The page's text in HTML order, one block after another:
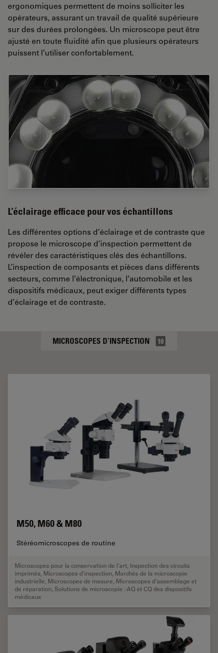
ergonomiques permettent de moins solliciter les
opérateurs, assurant un travail de qualité supérieure
sur des durées prolongées. Un microscope peut être
ajusté en toute fluidité afin que plusieurs opérateurs
puissent l’utiliser confortablement.
L’éclairage efficace pour vos échantillons
Les différentes options d’éclairage et de contraste que
propose le microscope d’inspection permettent de
révéler des caractéristiques clés des échantillons.
L’inspection de composants et pièces dans différents
secteurs, comme l’électronique, l’automobile et les
dispositifs médicaux, peut exiger différents types
d’éclairage et de contraste.
MICROSCOPES D’INSPECTION 10
M50, M60 & M80
Stéréomicroscopes de routine
Microscopes pour la conservation de l'art Inspection des circuits
imprimés Microscopes d’inspection Marchés de la microscopie
industrielle Microscopes de mesure Microscopes d’assemblage et
de réparation Solutions de microscopie : AQ et CQ des dispositifs
médicaux